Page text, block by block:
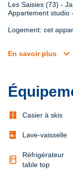
Les Saisies (73) -
Appartement studio
Logement: cet
En savoir plus expand_more
door_sliding Casier à skis
Lave-vaisselle
kitchen
Réfrigérateur
table top